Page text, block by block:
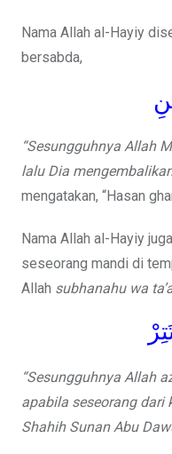
Nama Allah al-Hayiy
bersabda,
“Sesungguhnya Allah
lalu Dia
mengatakan, “Hasan
Nama Allah al-Hayiy
seseorang mandi di
Allah subhanahu wa
“Sesungguhnya Allah
apabila seseorang dari
Shahih Sunan Abu